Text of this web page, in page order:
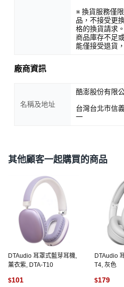
※ 換貨服務僅
品，不接受更
格的換貨請求
商品庫存不足
能僅接受退貨
廠商資訊
名稱及地址
酷澎股份有限
台灣台北市信
一
其他顧客一起購買的商品
DTAudio 耳罩式藍芽耳機,
薰衣紫, DTA-T10
$101
DTAudio
T4, 灰色
$179